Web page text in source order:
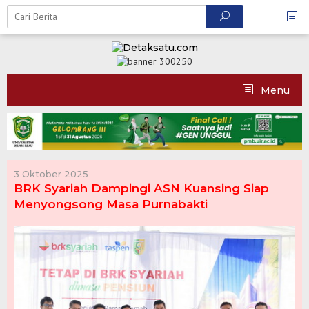
Skip
content
Menu
3 Oktober 2025
BRK Syariah Dampingi ASN Kuansing Siap
Menyongsong Masa Purnabakti